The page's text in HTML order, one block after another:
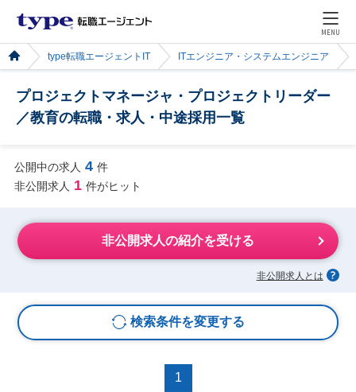
MENU
type転職エージェントIT ITエンジニア・システムエンジニア
プロジェクトマネージャ・プロジェクトリーダー
／教育の転職・求人・中途採用一覧
公開中の求人 4 件
非公開求人 1 件がヒット
非公開求人の紹介を受ける
非公開求人とは
検索条件を変更する
1